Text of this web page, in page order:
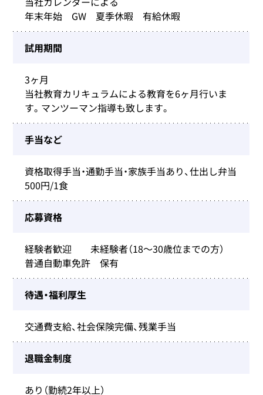
年末年始 GW 夏季休暇 有給休暇
試用期間
3ヶ月
当社教育カリキュラムによる教育を6ヶ月行いま
す。マンツーマン指導も致します。
手当など
資格取得手当・通勤手当・家族手当あり、仕出し弁当
500円/1食
応募資格
経験者歓迎 未経験者（18～30歳位までの方）
普通自動車免許 保有
待遇・福利厚生
交通費支給、社会保険完備、残業手当
退職金制度
あり（勤続2年以上）